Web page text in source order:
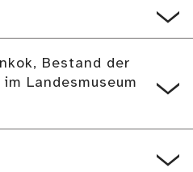
Bestand der
Landesmuseum